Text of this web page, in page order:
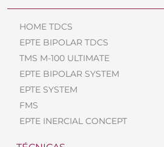
HOME TDCS
EPTE BIPOLAR TDCS
TMS M-100 ULTIMATE
EPTE BIPOLAR SYSTEM
EPTE SYSTEM
FMS
EPTE INERCIAL CONCEPT